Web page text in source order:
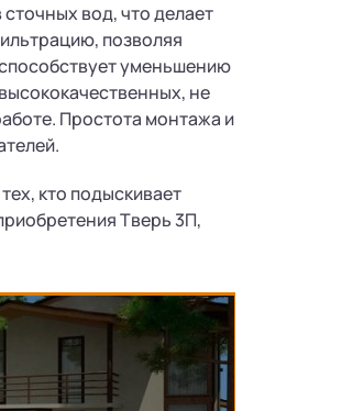
вод, что делает
позволяя
уменьшению
не
Простота монтажа и
кто подыскивает
Тверь 3П,